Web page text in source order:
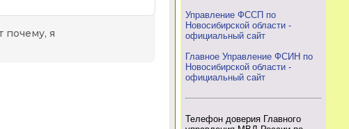
Управление ФССП по
Новосибирской области -
официальный сайт
Главное Управление ФСИН по
Новосибирской области -
официальный сайт
Телефон доверия Главного